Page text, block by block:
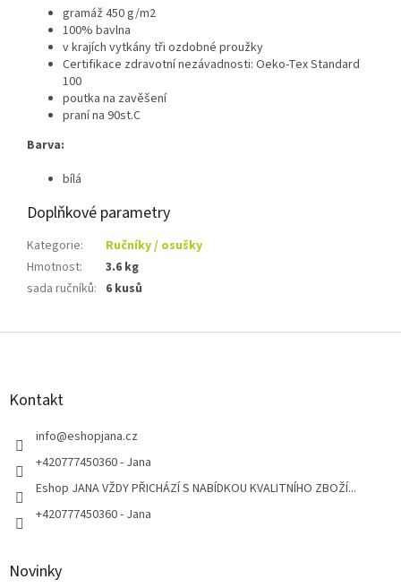
gramáž 450 g/m2
100% bavlna
v krajích vytkány tři ozdobné proužky
Certifikace zdravotní nezávadnosti: Oeko-Tex Standard
100
poutka na zavěšení
praní na 90st.C
Barva:
bílá
Doplňkové parametry
Kategorie:
Ručníky / osušky
Hmotnost:
3.6 kg
sada ručníků: 6 kusů
Z
Kontakt
info@eshopjana.cz
+420777450360 - Jana
Eshop JANA VŽDY PŘICHÁZÍ S NABÍDKOU KVALITNÍHO ZBOŽÍ...
+420777450360 - Jana
Novinky